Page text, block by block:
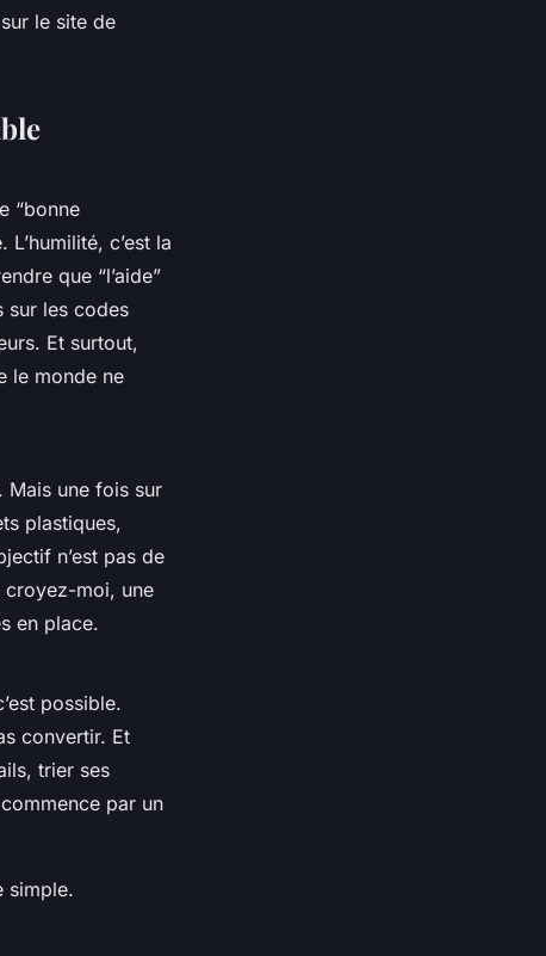
le site de
“bonne
c’est la
que “l’aide”
sur les codes
Et surtout,
le monde ne
Mais une fois sur
plastiques,
n’est pas de
croyez-moi, une
en place.
possible.
convertir. Et
trier ses
par un
simple.